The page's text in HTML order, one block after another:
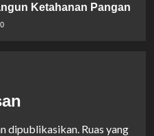
Ketahanan Pangan
0
dipublikasikan. Ruas yang